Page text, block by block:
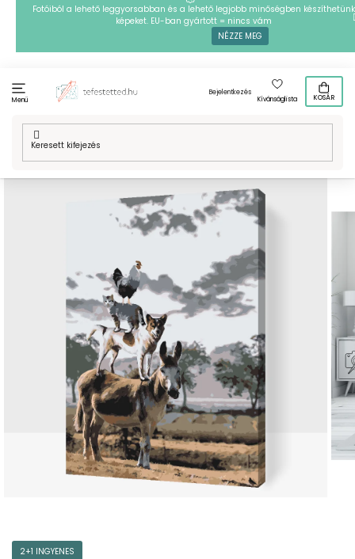
Ugrás
tartalomhoz
Fotóiból a lehető leggyorsabban és a lehető legjobb minőségben készíthetünk
képeket. EU-ban gyártott = nincs vám
NÉZZE MEG
Menü
Bejelentkezés
Kívánságlista
KOSÁR
Kezdőlap
/ Technikák / Festés számok szerint / Festés számok
szerint - Állatpiramis
2+1 INGYENES